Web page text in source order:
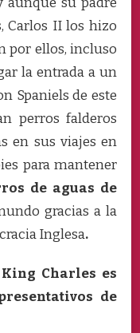
Carlos II los hizo
por ellos, incluso
la entrada a un
Spaniels de este
perros falderos
en sus viajes en
para mantener
de aguas de
gracias a la
Inglesa.
Charles es
de